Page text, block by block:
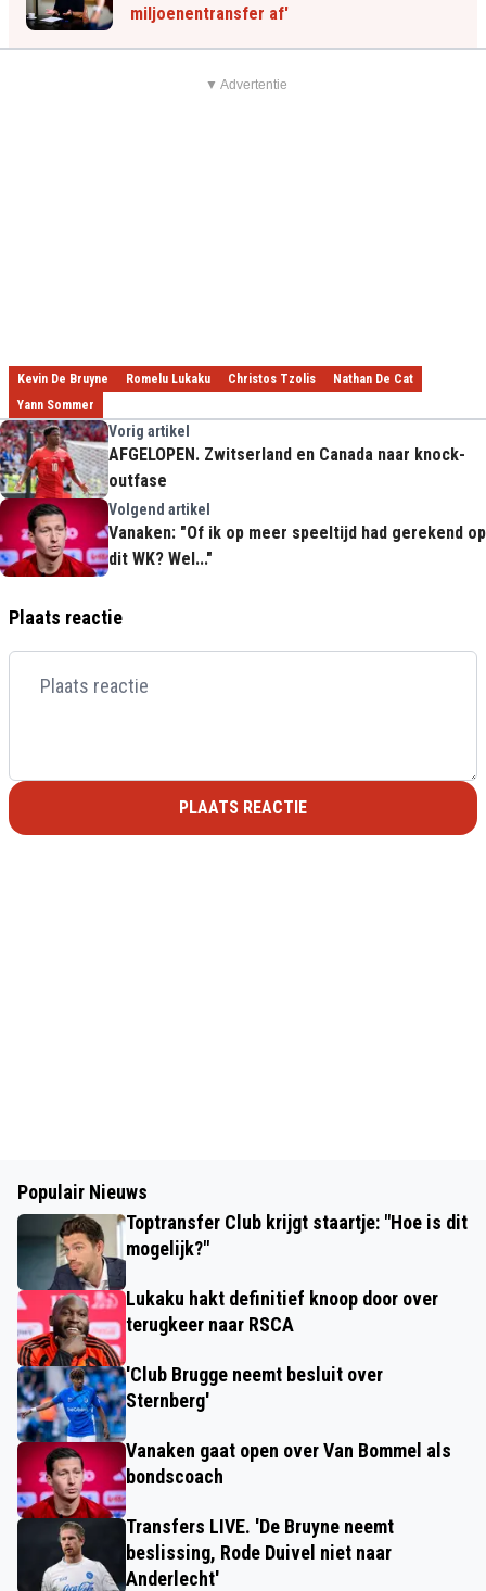
miljoenentransfer af'
▼ Advertentie
Kevin De Bruyne Romelu Lukaku Christos Tzolis
Nathan De Cat
Yann Sommer
Vorig artikel
AFGELOPEN. Zwitserland en Canada naar knock-
outfase
Volgend artikel
Vanaken: "Of ik op meer speeltijd had gerekend op
dit WK? Wel..."
Plaats reactie
PLAATS REACTIE
Populair Nieuws
Toptransfer Club krijgt staartje: "Hoe is dit
mogelijk?"
Lukaku hakt definitief knoop door over
terugkeer naar RSCA
'Club Brugge neemt besluit over
Sternberg'
Vanaken gaat open over Van Bommel als
bondscoach
Transfers LIVE. 'De Bruyne neemt
beslissing, Rode Duivel niet naar
Anderlecht'